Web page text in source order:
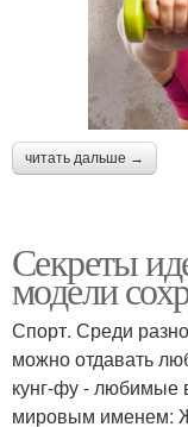
читать дальше →
Секреты
модели
Спорт. Среди
можно отдавать
кунг-фу - любимые
мировым именем: